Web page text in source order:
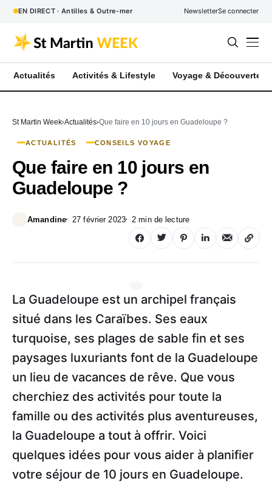
EN DIRECT · Antilles & Outre-mer NewsletterSe connecter
Actualités Activités & Lifestyle Voyage & Découverte
St Martin Week Actualités Que faire en 10 jours en Guadeloupe ?
ACTUALITÉS CONSEILS VOYAGE
Que faire en 10 jours en
Guadeloupe ?
Amandine 27 février 2023 2 min de lecture
La Guadeloupe est un archipel français
situé dans les Caraïbes. Ses eaux
turquoise, ses plages de sable fin et ses
paysages luxuriants font de la Guadeloupe
un lieu de vacances de rêve. Que vous
cherchiez des activités pour toute la
famille ou des activités plus aventureuses,
la Guadeloupe a tout à offrir. Voici
quelques idées pour vous aider à planifier
votre séjour de 10 jours en Guadeloupe.